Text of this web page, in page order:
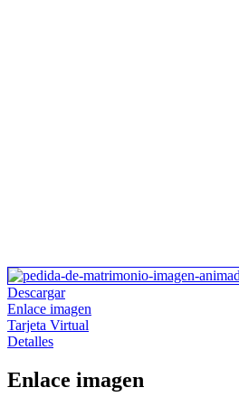
Descargar
Enlace imagen
Tarjeta Virtual
Detalles
Enlace imagen